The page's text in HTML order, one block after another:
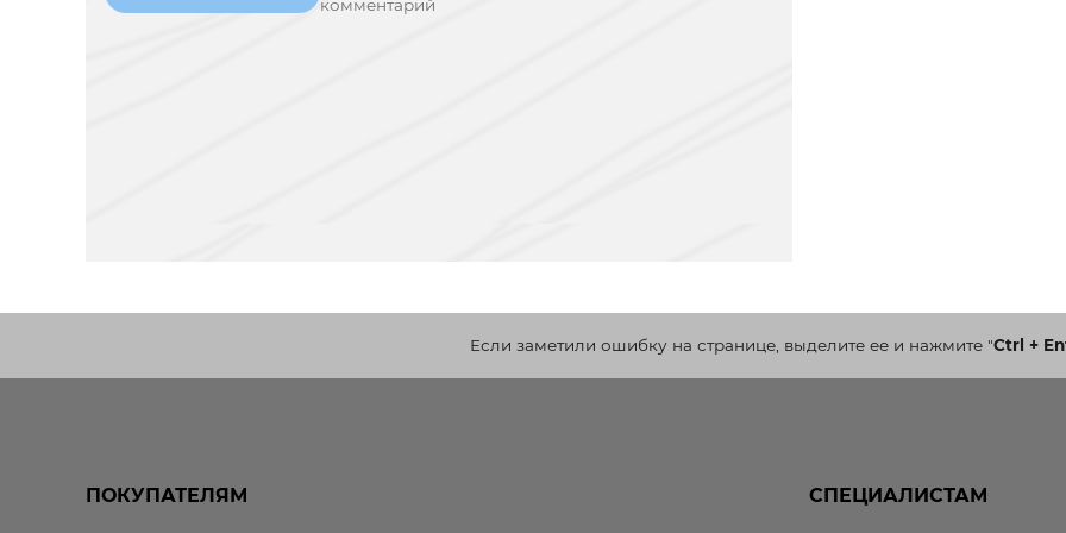
комментарий
Если заметили ошибку на странице, выделите ее и нажмите"Ctrl +
ПОКУПАТЕЛЯМ СПЕЦИАЛИСТАМ